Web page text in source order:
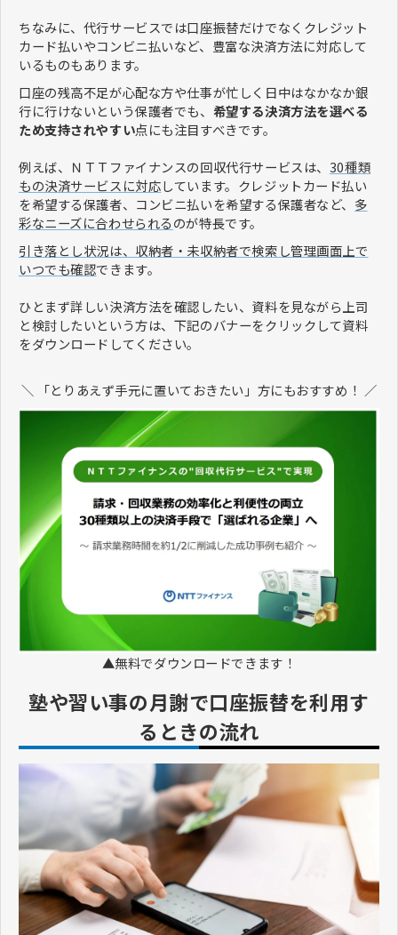
ちなみに、代行サービスでは口座振替だけでなくクレジット
カード払いやコンビニ払いなど、豊富な決済方法に対応して
いるものもあります。
口座の残高不足が心配な方や仕事が忙しく日中はなかなか銀
行に行けないという保護者でも、 希望する決済方法を選べる
ため支持されやすい点にも注目すべきです。
例えば、ＮＴＴファイナンスの回収代行サービスは、 30種類
もの決済サービスに対応しています。クレジットカード払い
を希望する保護者、コンビニ払いを希望する保護者など、 多
彩なニーズに合わせられるのが特長です。
引き落とし状況は、収納者・未収納者で検索し管理画面上で
いつでも確認できます。
ひとまず詳しい決済方法を確認したい、資料を見ながら上司
と検討したいという方は、下記のバナーをクリックして資料
をダウンロードしてください。
＼ 「とりあえず手元に置いておきたい」方にもおすすめ！ ／
▲無料でダウンロードできます！
塾や習い事の月謝で口座振替を利用す
るときの流れ